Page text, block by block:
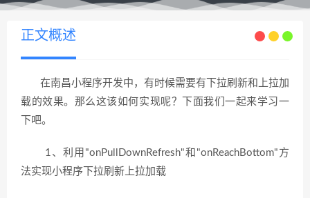
当前位置：易速网站优化公司 >如何实现小程序下拉刷新和上拉加载效果
正文概述
在南昌小程序开发中，有时候需要有下拉刷新和上拉加
载的效果。那么这该如何实现呢？下面我们一起来学习一
下吧。
1、利用"onPullDownRefresh"和"onReachBottom"方
法实现小程序下拉刷新上拉加载